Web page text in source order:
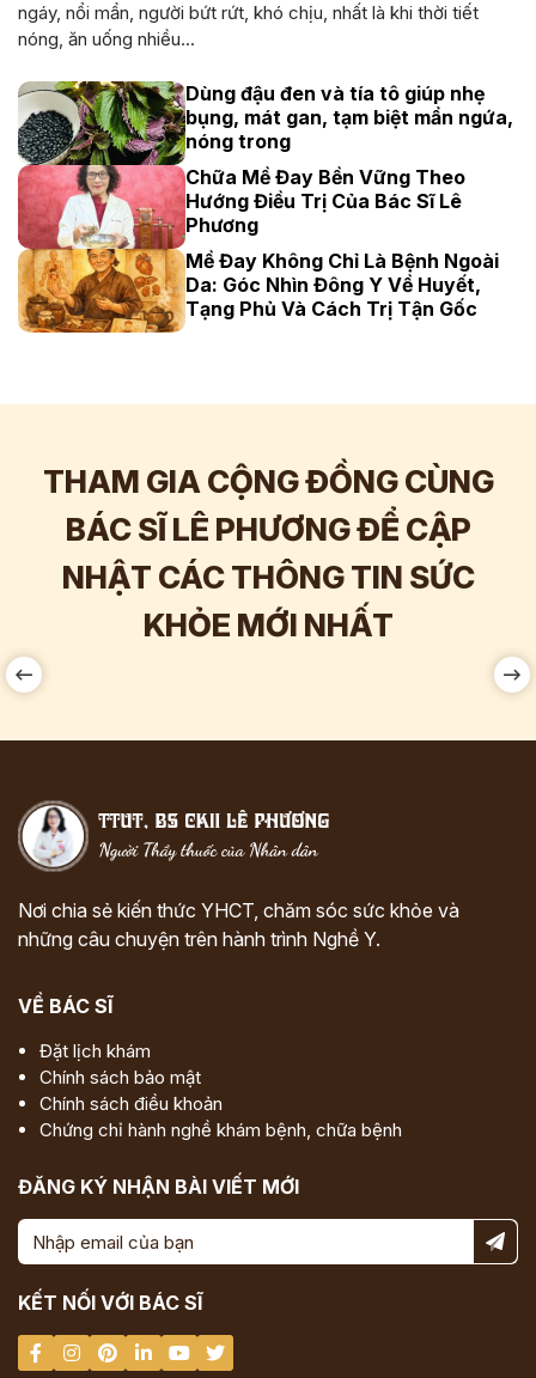
ngáy, nổi mẩn, người bứt rứt, khó chịu, nhất là khi thời tiết
nóng, ăn uống nhiều...
Dùng đậu đen và tía tô giúp nhẹ
bụng, mát gan, tạm biệt mẩn ngứa,
nóng trong
Chữa Mề Đay Bền Vững Theo
Hướng Điều Trị Của Bác Sĩ Lê
Phương
Mề Đay Không Chỉ Là Bệnh Ngoài
Da: Góc Nhìn Đông Y Về Huyết,
Tạng Phủ Và Cách Trị Tận Gốc
THAM GIA CỘNG ĐỒNG CÙNG
BÁC SĨ LÊ PHƯƠNG ĐỂ CẬP
NHẬT CÁC THÔNG TIN SỨC
KHỎE MỚI NHẤT
Nơi chia sẻ kiến thức YHCT, chăm sóc sức khỏe và
những câu chuyện trên hành trình Nghề Y.
VỀ BÁC SĨ
Đặt lịch khám
Chính sách bảo mật
Chính sách điều khoản
Chứng chỉ hành nghề khám bệnh, chữa bệnh
ĐĂNG KÝ NHẬN BÀI VIẾT MỚI
KẾT NỐI VỚI BÁC SĨ